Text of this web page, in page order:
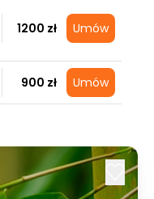
1200 zł Umów
900 zł Umów